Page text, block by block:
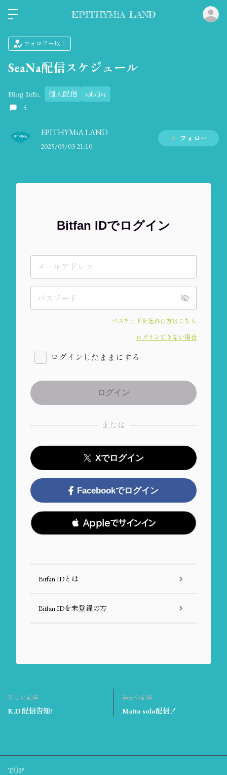
EPITHYMiA LAND
フォロワー以上
SeaNa配信スケジュール
Blog Info. 個人配信
solo live
5
EPITHYMiA LAND
2025/09/03 21:10
フォロー
Bitfan IDでログイン
パスワードを忘れた方はこちら
ログインできない場合
ログインしたままにする
または
Xでログイン
Facebookでログイン
 Appleでサインイン
Bitfan IDとは
Bitfan IDを未登録の方
新しい記事
R.D 配信告知!
過去の記事
Maito solo配信！
TOP